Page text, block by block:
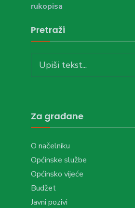
rukopisa
Pretraži
for:
Za građane
O načelniku
Općinske službe
Općinsko vijeće
Budžet
Javni pozivi